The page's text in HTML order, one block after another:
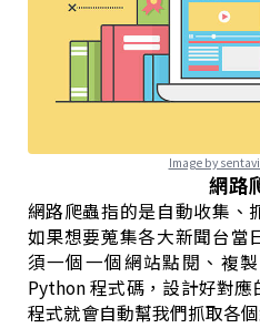
Image by
網路
網路爬蟲指的是自動收集、
如果想要蒐集各大新聞台當
須一個一個網站點閱、複
Python 程式碼，設計好對應
程式就會自動幫我們抓取各